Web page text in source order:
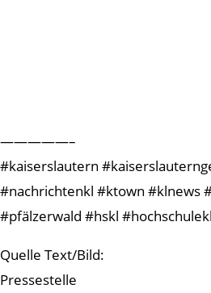
—————–
#kaiserslautern
#nachrichtenkl #ktown #klnews
#pfälzerwald #hskl #hochschulekl
Quelle Text/Bild:
Pressestelle